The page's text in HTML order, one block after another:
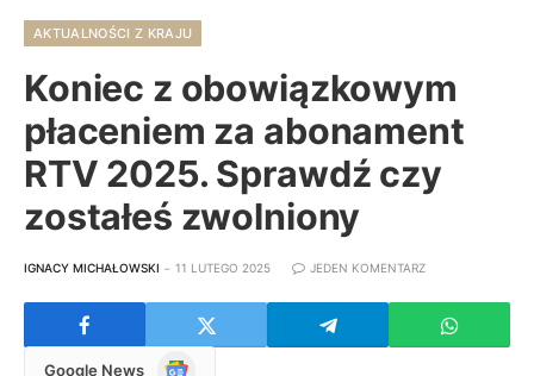
AKTUALNOŚCI Z KRAJU
Koniec z obowiązkowym
płaceniem za abonament
RTV 2025. Sprawdź czy
zostałeś zwolniony
IGNACY MICHAŁOWSKI 11 LUTEGO 2025 JEDEN KOMENTARZ
Google News Google